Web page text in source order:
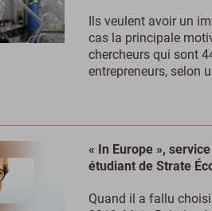
Ils veulent avoir un
cas la principale
chercheurs qui sont
entrepreneurs, selon
« In Europe »,
étudiant de Strate
Quand il a fallu